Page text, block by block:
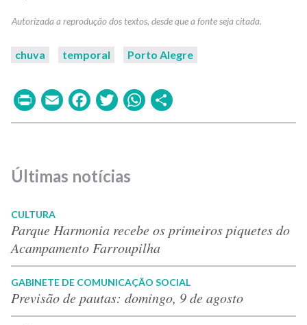
chuva temporal Porto Alegre
PrintEmailFacebook
TwitterWhatsApp
Últimas notícias
CULTURA
Parque Harmonia recebe os primeiros piquetes do
Acampamento Farroupilha
GABINETE DE COMUNICAÇÃO SOCIAL
Previsão de pautas: domingo, 9 de agosto